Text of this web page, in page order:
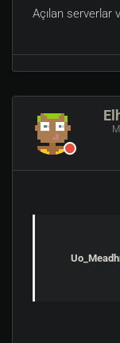
Açılan serverlar